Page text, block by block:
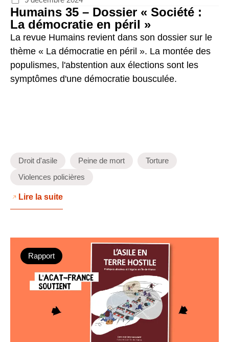
Humains 35 – Dossier « Société :
La démocratie en péril »
La revue Humains revient dans son dossier sur le
thème « La démocratie en péril ». La montée des
populismes, l'abstention aux élections sont les
symptômes d'une démocratie bousculée.
Droit d'asile Peine de mort
Torture
Violences policières
Lire la suite
Rapport